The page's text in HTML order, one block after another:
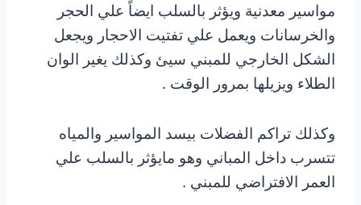
مواسير معدنية ويؤثر بالسلب ايضاً علي الحجر
والخرسانات ويعمل علي تفتيت الاحجار ويجعل
الشكل الخارجي للمبني سيئ وكذلك يغير الوان
الطلاء ويزيلها بمرور الوقت .
وكذلك تراكم الفضلات بيسد المواسير والمياه
تتسرب داخل المباني وهو مايؤثر بالسلب علي
العمر الافتراضي للمبني .